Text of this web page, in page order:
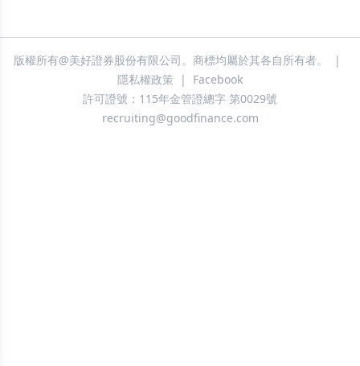
版權所有@美好證券股份有限公司。商標均屬於其各自所有者。
|
隱私權政策
|
Facebook
許可證號：115年金管證總字 第0029號
recruiting@goodfinance.com